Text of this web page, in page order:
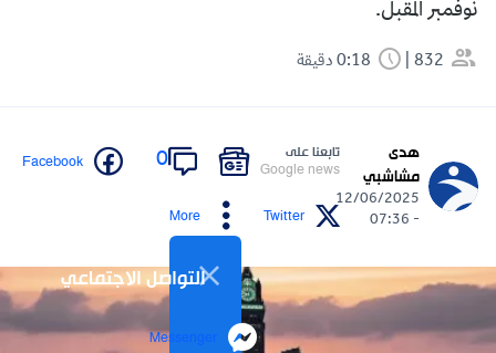
نوفمبر المقبل.
832
هدى
مشاشبي
12/06/2025
- 07:36
تابعنا على
Google news
0
Facebook
Twitter
More
التواصل الاجتماعي
Messenger